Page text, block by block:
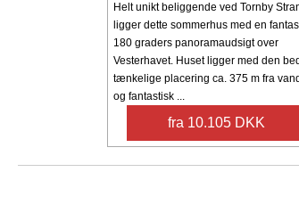
Helt unikt beliggende ved Tornby
ligger dette sommerhus med en
180 graders panoramaudsigt over
Vesterhavet. Huset ligger med den
tænkelige placering ca. 375 m fra
og fantastisk ...
fra 10.105 DKK